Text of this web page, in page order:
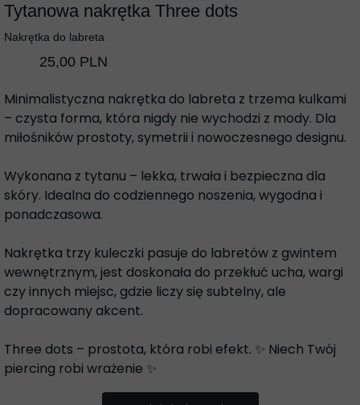
Nakrętka do labreta
Minimalistyczna nakrętka do labreta z trzema kulkami
– czysta forma, która nigdy nie wychodzi z mody. Dla
miłośników prostoty, symetrii i nowoczesnego designu.
Wykonana z tytanu – lekka, trwała i bezpieczna dla
skóry. Idealna do codziennego noszenia, wygodna i
ponadczasowa.
Nakrętka trzy kuleczki pasuje do labretów z gwintem
wewnętrznym, jest doskonała do przekłuć ucha, wargi
czy innych miejsc, gdzie liczy się subtelny, ale
dopracowany akcent.
Three dots – prostota, która robi efekt. ✨ Niech Twój
piercing robi wrażenie ✨
25,00 PLN
Tytanowa nakrętka Three dots